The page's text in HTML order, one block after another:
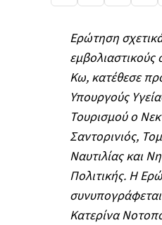
Ερώτηση
εμβολιαστικούς
Κω, κατέθεσε
Υπουργούς
Τουρισμού ο
Σαντορινιός,
Ναυτιλίας και
Πολιτικής. Η
Κατερίνα